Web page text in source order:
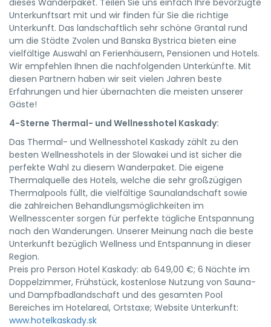
dieses Wanderpaket. Teilen Sie uns einfach Ihre bevorzugte
Unterkunftsart mit und wir finden für Sie die richtige
Unterkunft. Das landschaftlich sehr schöne Grantal rund
um die Städte Zvolen und Banska Bystrica bieten eine
vielfältige Auswahl an Ferienhäusern, Pensionen und Hotels.
Wir empfehlen Ihnen die nachfolgenden Unterkünfte. Mit
diesen Partnern haben wir seit vielen Jahren beste
Erfahrungen und hier übernachten die meisten unserer
Gäste!
4-Sterne Thermal- und Wellnesshotel Kaskady:
Das Thermal- und Wellnesshotel Kaskady zählt zu den
besten Wellnesshotels in der Slowakei und ist sicher die
perfekte Wahl zu diesem Wanderpaket. Die eigene
Thermalquelle des Hotels, welche die sehr großzügigen
Thermalpools füllt, die vielfältige Saunalandschaft sowie
die zahlreichen Behandlungsmöglichkeiten im
Wellnesscenter sorgen für perfekte tägliche Entspannung
nach den Wanderungen. Unserer Meinung nach die beste
Unterkunft bezüglich Wellness und Entspannung in dieser
Region.
Preis pro Person Hotel Kaskady: ab 649,00 €; 6 Nächte im
Doppelzimmer, Frühstück, kostenlose Nutzung von Sauna-
und Dampfbadlandschaft und des gesamten Pool
Bereiches im Hotelareal, Ortstaxe; Website Unterkunft:
www.hotelkaskady.sk